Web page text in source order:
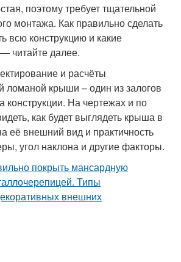
поэтому требует тщательной
монтажа. Как правильно сделать
всю конструкцию и какие
читайте далее.
и расчёты
ломаной крыши – один из залогов
конструкции. На чертежах и по
как будет выглядеть крыша в
её внешний вид и практичность
угол наклона и другие факторы.